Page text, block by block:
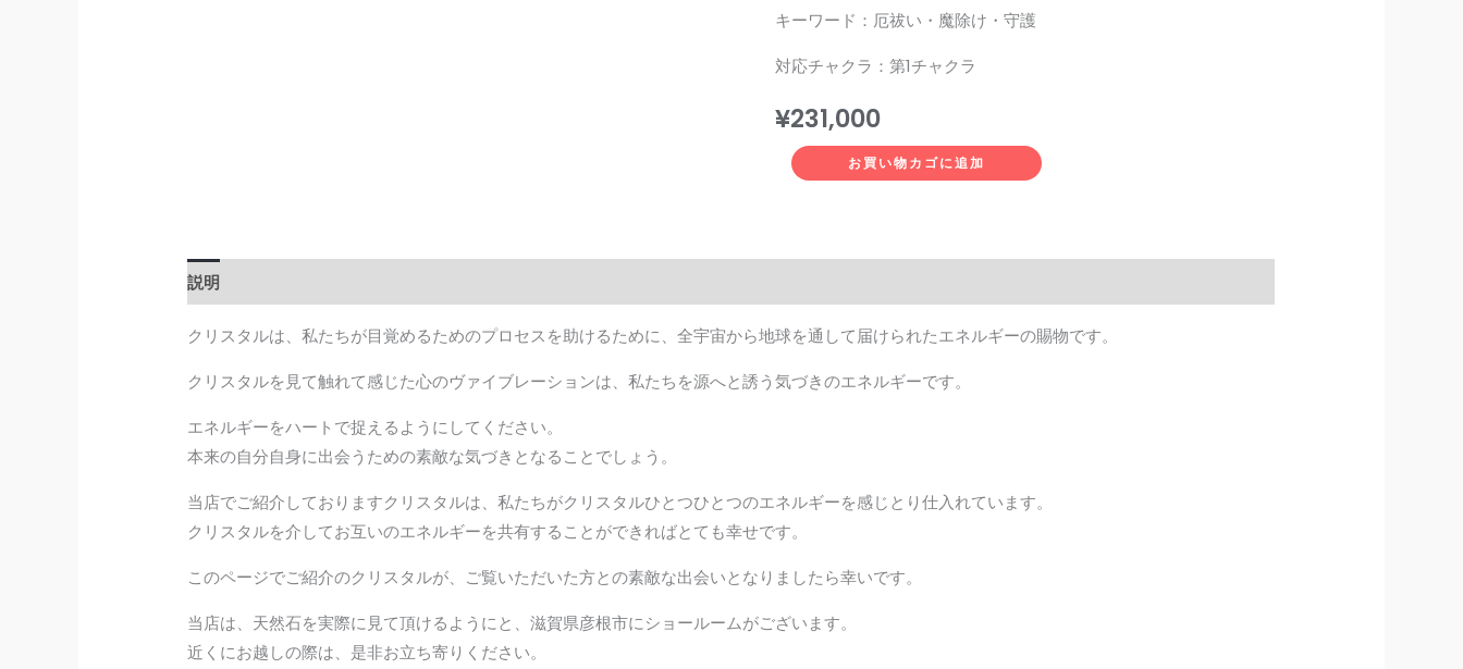
キーワード：厄祓い・魔除け・守護
対応チャクラ：第1チャクラ
¥231,000
お買い物カゴに追加
説明
クリスタルは、私たちが目覚めるためのプロセスを助けるために、全宇宙から地球を通して届けられたエネルギーの賜物です。
クリスタルを見て触れて感じた心のヴァイブレーションは、私たちを源へと誘う気づきのエネルギーです。
エネルギーをハートで捉えるようにしてください。
本来の自分自身に出会うための素敵な気づきとなることでしょう。
当店でご紹介しておりますクリスタルは、私たちがクリスタルひとつひとつのエネルギーを感じとり仕入れています。
クリスタルを介してお互いのエネルギーを共有することができればとても幸せです。
このページでご紹介のクリスタルが、ご覧いただいた方との素敵な出会いとなりましたら幸いです。
当店は、天然石を実際に見て頂けるようにと、滋賀県彦根市にショールームがございます。
近くにお越しの際は、是非お立ち寄りください。